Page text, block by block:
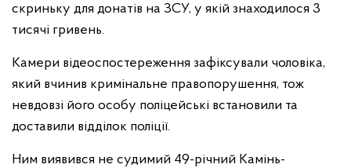
скриньку для донатів на ЗСУ, у якій знаходилося 3
тисячі гривень.
Камери відеоспостереження зафіксували чоловіка,
який вчинив кримінальне правопорушення, тож
невдовзі його особу поліцейські встановили та
доставили відділок поліції.
Ним виявився не судимий 49-річний Камінь-